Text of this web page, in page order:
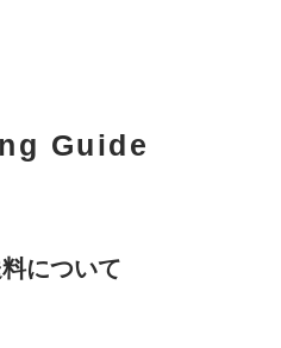
Guide
について